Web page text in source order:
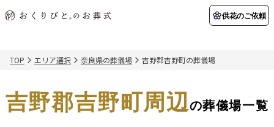
供花のご依頼
初めての方へ 納棺の儀とは？
関東エリア
ご葬儀事例 お客様の声
葬儀の知識 供花のご依頼
TOP エリア選択 奈良県の葬儀場 吉野郡吉野町の葬儀場
吉野郡吉野町周辺の葬儀場一覧